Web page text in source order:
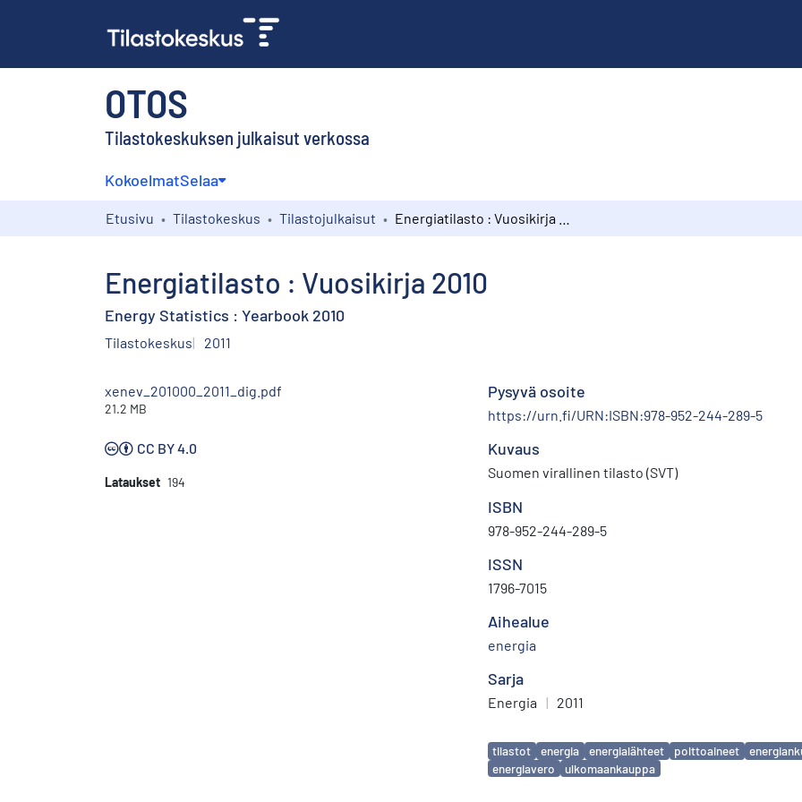
OTOS
Tilastokeskuksen julkaisut verkossa
KokoelmatSelaa
Etusivu Tilastokeskus Tilastojulkaisut
Energiatilasto : Vuosikirja 2010
Energy Statistics : Yearbook 2010
Tilastokeskus 2011
xenev_201000_2011_dig.pdf
21.2 MB
CC BY 4.0
Lataukset 194
Pysyvä osoite
https://urn.fi/URN:ISBN:978-952-244-289-5
Kuvaus
Suomen virallinen tilasto (SVT)
ISBN
978-952-244-289-5
ISSN
1796-7015
Aihealue
energia
Sarja
Energia | 2011
Avainsanat
tilastot energia energialähteet polttoaineet
energiavero
ulkomaankauppa